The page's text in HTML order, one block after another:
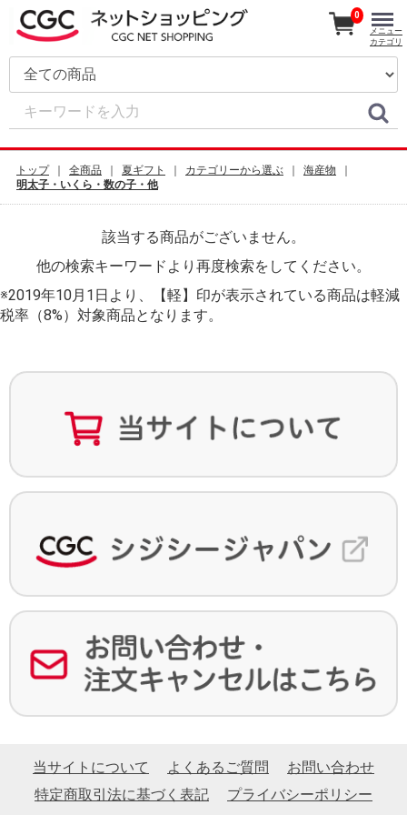
0
メニュー
カテゴリ
トップ 全商品 夏ギフト カテゴリーから選ぶ
海産物
明太子・いくら・数の子・他
該当する商品がございません。
他の検索キーワードより再度検索をしてください。
※2019年10月1日より、【軽】印が表示されている商品は軽減
税率（8%）対象商品となります。
当サイトについて よくあるご質問
お問い合わせ
特定商取引法に基づく表記
プライバシーポリシー